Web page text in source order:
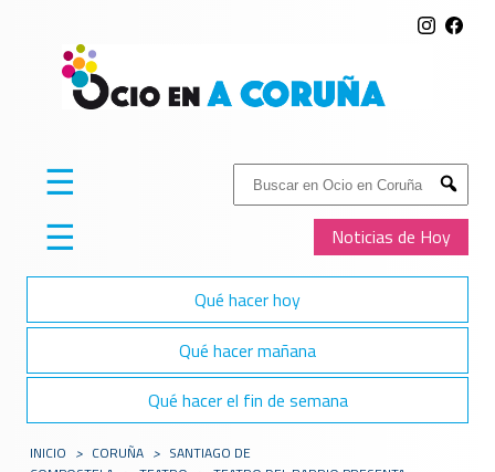
Buscar:
Submit
Noticias de Hoy
☰
☰
Qué hacer hoy
Qué hacer mañana
Qué hacer el fin de semana
INICIO > CORUÑA > SANTIAGO DE